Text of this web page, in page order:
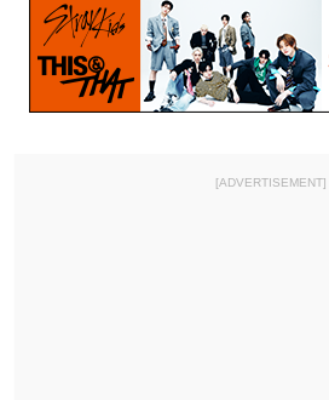
[ADVERTISEMENT]